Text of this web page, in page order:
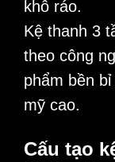
khô ráo.
Kệ thanh 3
theo công
phẩm bền
mỹ cao.
Cấu tạo